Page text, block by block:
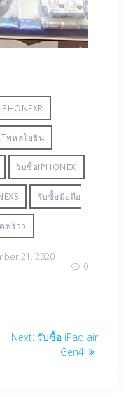
IPHONEXR
พหลโยธิน
รับซื้อIPHONEX
รับซื้อมือถือ
พร้าว
21, 2020
0
Next: Next
รับซื้อ iPad air
Gen4